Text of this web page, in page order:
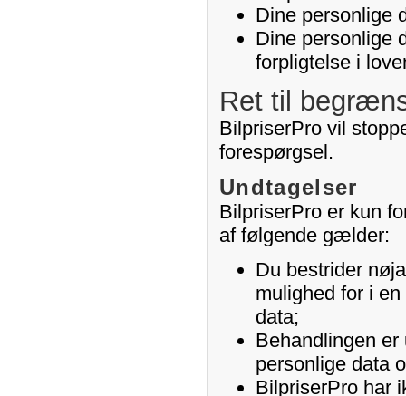
Dine personlige
Dine personlige
forpligtelse i
Ret til
BilpriserPro vil
forespørgsel.
Undtagelser
BilpriserPro er kun
af følgende gælder:
Du bestrider
mulighed for i
data;
Behandlingen
personlige data
BilpriserPro har